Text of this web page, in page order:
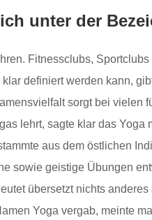
unter der
Fitnessclubs,
definiert werden kann,
sorgt bei vielen
lehrt, sagte klar das Yoga
aus dem östlichen
sowie geistige Übungen
übersetzt nichts
Yoga vergab, meinte